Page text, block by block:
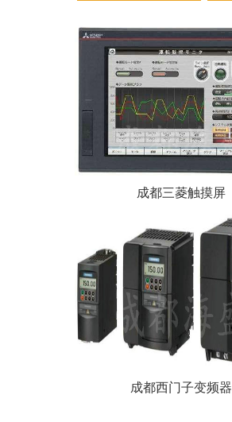
成都三菱触摸屏
成都西门子变频器